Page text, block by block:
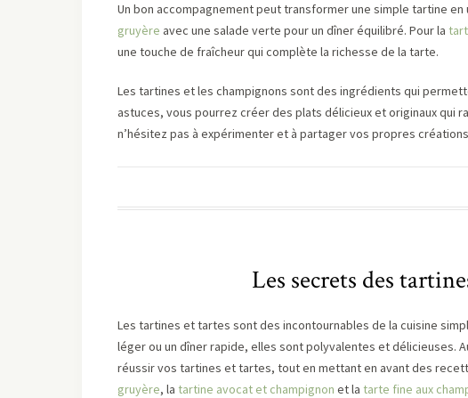
Un bon accompagnement peut transformer une simple tartine
gruyère avec une salade verte pour un dîner équilibré. Pour la
une touche de fraîcheur qui complète la richesse de la tarte.
Les tartines et les champignons sont des ingrédients qui
astuces, vous pourrez créer des plats délicieux et originaux qui
n’hésitez pas à expérimenter et à partager vos propres
Les secrets des
Les tartines et tartes sont des incontournables de la cuisine
léger ou un dîner rapide, elles sont polyvalentes et délicieuses.
réussir vos tartines et tartes, tout en mettant en avant des
gruyère, la tartine avocat et champignon et la tarte fine aux